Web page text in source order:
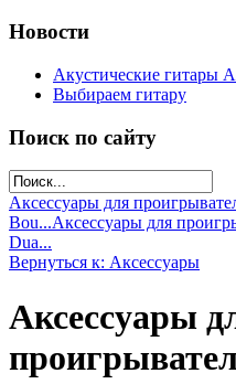
Новости
Акустические гитары
Выбираем гитару
Поиск по сайту
Аксессуары для
Bou...Аксессуары для
Dua...
Вернуться к: Аксессуары
Аксессуары